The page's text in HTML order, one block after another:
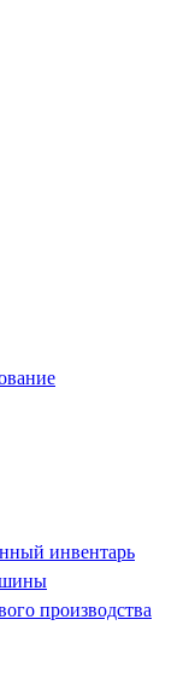
инвентарь
производства